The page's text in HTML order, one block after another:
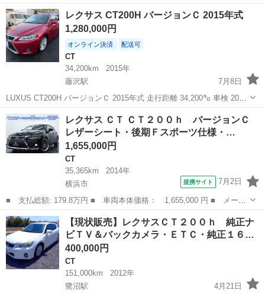
名： レクサス ■ 車種名： ＣＴ ■ グレード名： ＣＴ２００
ｈ バージョンＣ バックカメラ ナビ クリアランスソナー オー
トクルーズコン...
埼玉 所沢市 CT
レクサス CT200H バージョンＣ 2015年式
1,280,000円
オンライン決済 配送可
CT
34,200km
2015年
藤沢駅
7月8日
LUXUS CT200H バージョンＣ 2015年式 走行距離 34,200㌔ 車検 2026
年10月 年式相当に多少の傷はありますが、それ以外は内装、外装とも
きれいで、エンジンも良好です！ 現車確認は、出来る限り...
神奈川 藤沢市 藤沢駅
レクサス ＣＴ ＣＴ２００ｈ バージョンＣ
レザーシート・後期Ｆスポーツ仕様・…
1,655,000円
CT
35,365km
2014年
横浜市
提携サイト 7月2日
■ 支払総額: 179.8万円 ■ 車両本体価格： 1,655,000 円 ■ メーカ
ー名： レクサス ■ 車種名： ＣＴ ■ グレード名： ＣＴ２００
ｈ バージョンＣ レザーシート・後期Ｆスポーツ仕様・新品エア
ロ・ＬＥＤ...
神奈川 横浜市 CT
【現状販売】レクサスＣＴ２００ｈ 純正ナ
ビＴＶ＆バックカメラ・ＥＴＣ・純正１６…
400,000円
CT
151,000km
2012年
鷺沼駅
4月21日